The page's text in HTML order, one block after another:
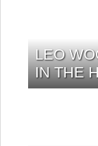
LEO
IN THE